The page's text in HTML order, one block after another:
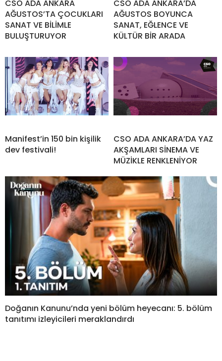
CSO ADA ANKARA
AĞUSTOS’TA ÇOCUKLARI
SANAT VE BİLİMLE
BULUŞTURUYOR
CSO ADA ANKARA’DA
AĞUSTOS BOYUNCA
SANAT, EĞLENCE VE
KÜLTÜR BİR ARADA
Manifest’in 150 bin kişilik
dev festivali!
CSO ADA ANKARA’DA YAZ
AKŞAMLARI SİNEMA VE
MÜZİKLE RENKLENİYOR
Doğanın Kanunu’nda yeni bölüm heyecanı: 5. bölüm
tanıtımı izleyicileri meraklandırdı